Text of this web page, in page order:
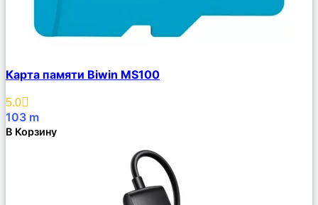
Описание
Избранное
Карта памяти Biwin MS100
5.0
103 m
В Корзину